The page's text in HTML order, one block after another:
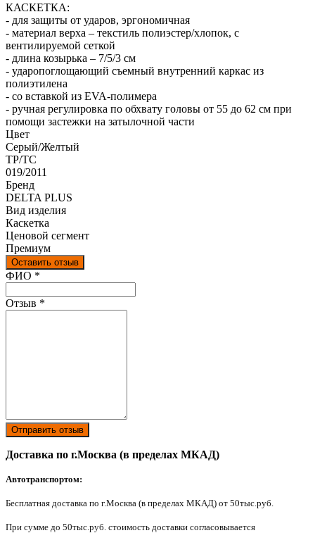
КАСКЕТКА:
- для защиты от ударов, эргономичная
- материал верха – текстиль полиэстер/хлопок, с
вентилируемой сеткой
- длина козырька – 7/5/3 см
- ударопоглощающий съемный внутренний каркас из
полиэтилена
- со вставкой из EVA-полимера
- ручная регулировка по обхвату головы от 55 до 62 см при
помощи застежки на затылочной части
Цвет
Серый/Желтый
ТР/ТС
019/2011
Бренд
DELTA PLUS
Вид изделия
Каскетка
Ценовой сегмент
Премиум
Оставить отзыв
Ваш отзыв был отправлен!
ФИО *
Отзыв *
Отправить отзыв
Доставка по г.Москва (в пределах МКАД)
Автотранспортом:
Бесплатная доставка по г.Москва (в пределах МКАД) от 50тыс.руб.
При сумме до 50тыс.руб. стоимость доставки согласовывается